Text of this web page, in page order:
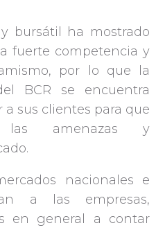
bursátil ha mostrado
fuerte competencia y
por lo que la
BCR se encuentra
a sus clientes para que
las amenazas y
nacionales e
a las empresas,
en general a contar